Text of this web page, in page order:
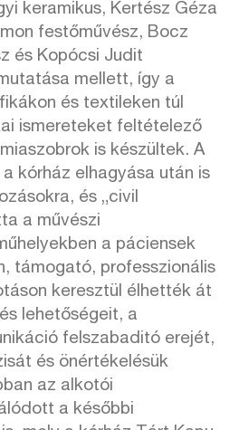
keramikus, Kertész Géza
festőművész, Bocz
és Kopócsi Judit
mellett, így a
és textileken túl
ismereteket feltételező
is készültek. A
kórház elhagyása után is
és „civil
a művészi
a páciensek
támogató, professzionális
keresztül élhették át
lehetőségeit, a
felszabaditó erejét,
és önértékelésük
az alkotói
a későbbi